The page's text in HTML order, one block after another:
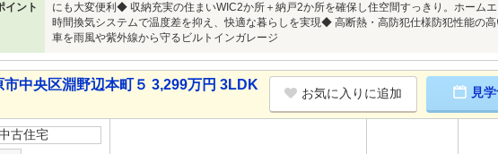
イント
にも大変便利◆ 収納充実の住まいWIC2か所＋納戸2か所を確保し住空間すっきり。ホーム
時間換気システムで温度差を抑え、快適な暮らしを実現◆ 高断熱・高防犯仕様防犯性能の
車を雨風や紫外線から守るビルトインガレージ
市中央区淵野辺本町５ 3,299万円 3LDK
お気に入りに追加 見
古住宅